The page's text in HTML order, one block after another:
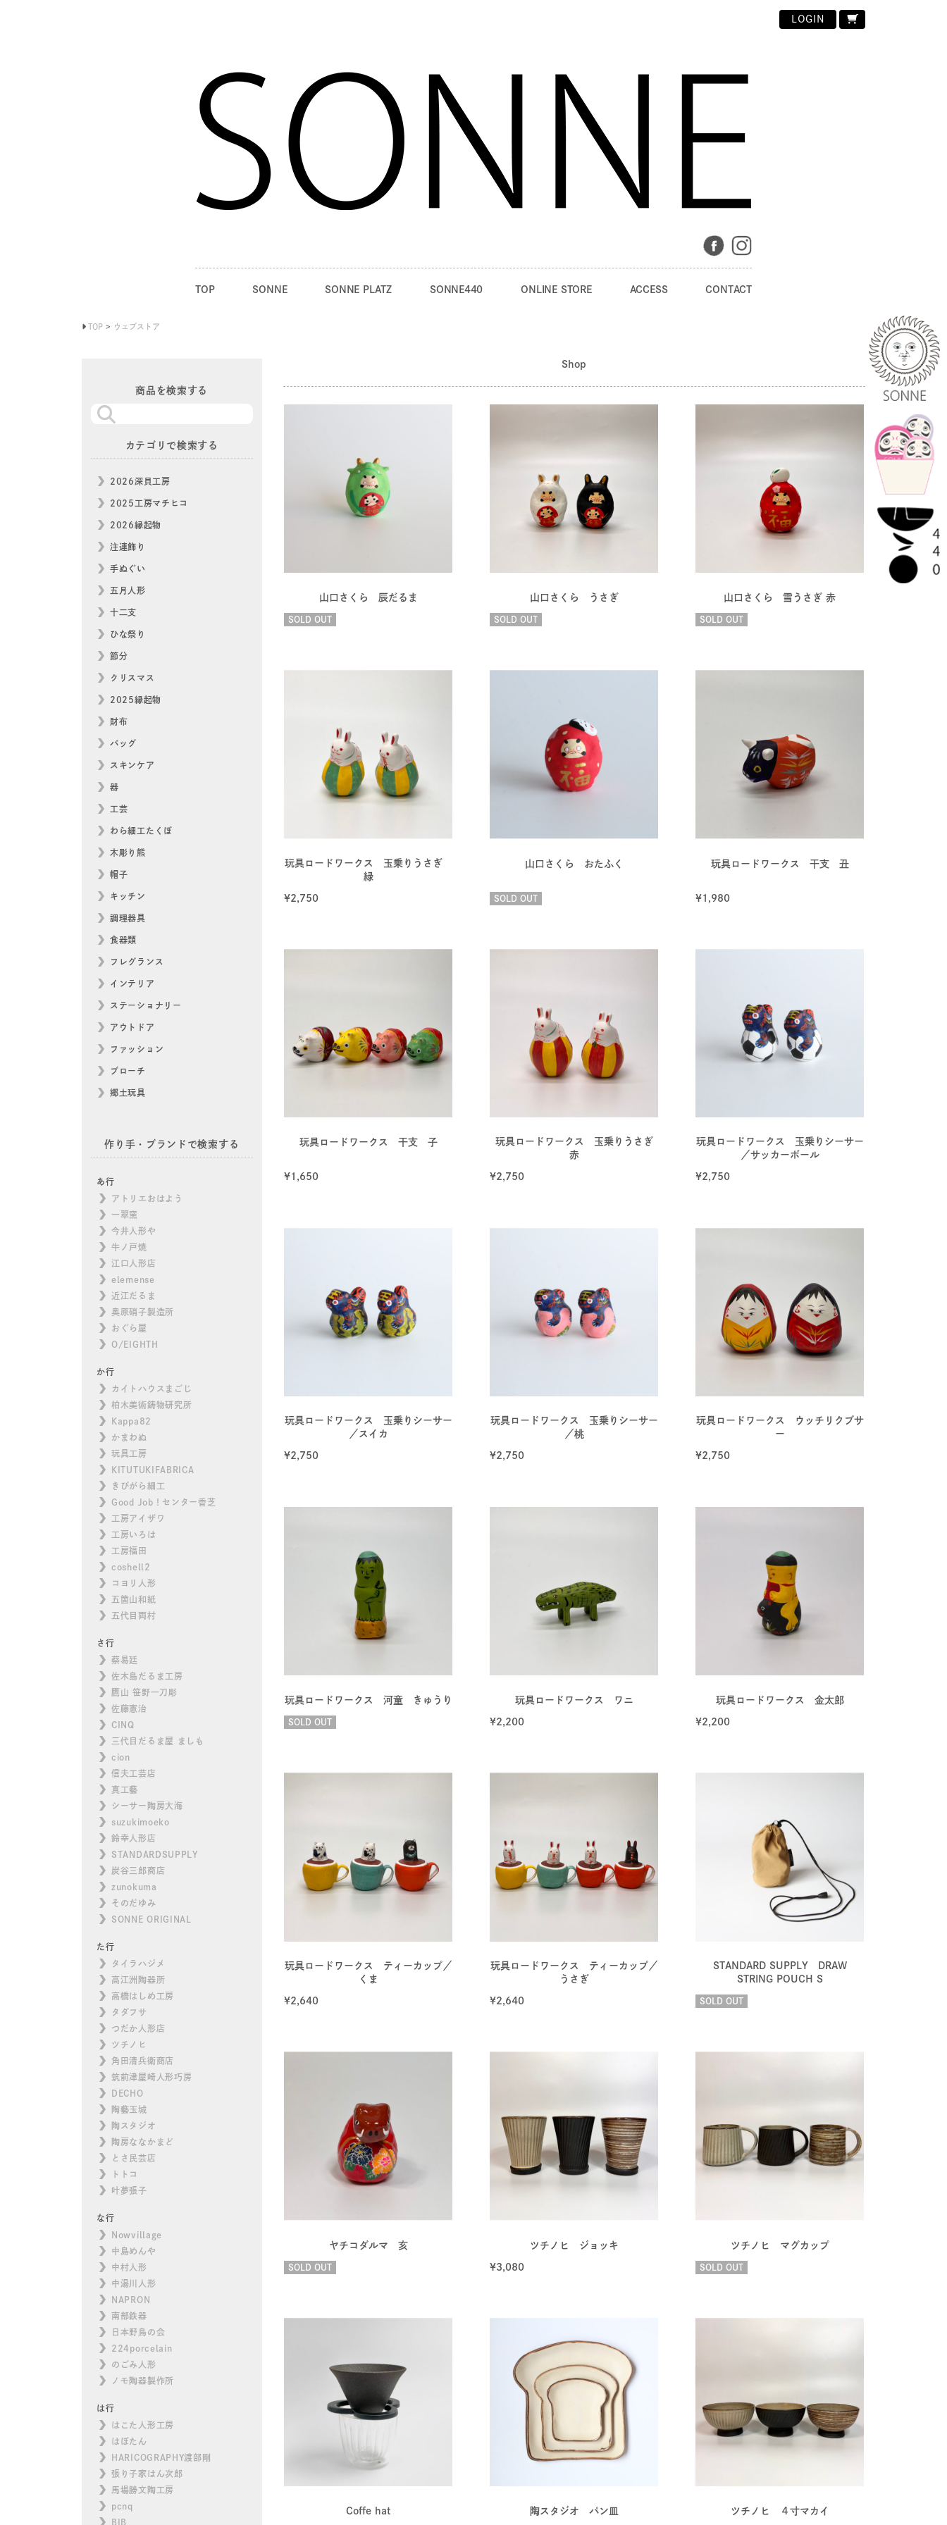
LOGIN
TOP SONNE SONNE PLATZ SONNE440 ONLINE STORE ACCESS CONTACT
TOP ウェブストア
Shop
山口さくら 辰だるま
SOLD OUT
山口さくら うさぎ
SOLD OUT
山口さくら 雪うさぎ 赤
SOLD OUT
玩具ロードワークス 玉乗りうさぎ
緑
¥2,750
山口さくら おたふく
SOLD OUT
玩具ロードワークス 干支 丑
¥1,980
玩具ロードワークス 干支 子
¥1,650
玩具ロードワークス 玉乗りうさぎ
赤
¥2,750
玩具ロードワークス 玉乗りシーサー
／サッカーボール
¥2,750
玩具ロードワークス 玉乗りシーサー
／スイカ
¥2,750
玩具ロードワークス 玉乗りシーサー
／桃
¥2,750
玩具ロードワークス ウッチリクブサ
ー
¥2,750
玩具ロードワークス 河童 きゅうり
SOLD OUT
玩具ロードワークス ワニ
¥2,200
玩具ロードワークス 金太郎
¥2,200
玩具ロードワークス ティーカップ／
くま
¥2,640
玩具ロードワークス ティーカップ／
うさぎ
¥2,640
STANDARD SUPPLY DRAW
STRING POUCH S
SOLD OUT
ヤチコダルマ 亥
SOLD OUT
ツチノヒ ジョッキ
¥3,080
ツチノヒ マグカップ
SOLD OUT
Coffe hat 陶スタジオ パン皿 ツチノヒ ４寸マカイ
商品を検索する
カテゴリで検索する
2026深貝工房
2025工房マチヒコ
2026縁起物
注連飾り
手ぬぐい
五月人形
十二支
ひな祭り
節分
クリスマス
2025縁起物
財布
バッグ
スキンケア
器
工芸
わら細工たくぼ
木彫り熊
帽子
キッチン
調理器具
食器類
フレグランス
インテリア
ステーショナリー
アウトドア
ファッション
ブローチ
郷土玩具
作り手・ブランドで検索する
あ行
アトリエおはよう
一翠窯
今井人形や
牛ノ戸焼
江口人形店
elemense
近江だるま
奥原硝子製造所
おぐら屋
O/EIGHTH
か行
カイトハウスまごじ
柏木美術鋳物研究所
Kappa82
かまわぬ
玩具工房
KITUTUKIFABRICA
きびがら細工
Good Job！センター香芝
工房アイザワ
工房いろは
工房福田
coshell2
コヨリ人形
五箇山和紙
五代目両村
さ行
蔡易廷
佐木島だるま工房
鷹山 笹野一刀彫
佐藤憲治
CINQ
三代目だるま屋 ましも
cion
信夫工芸店
真工藝
シーサー陶房大海
suzukimoeko
鈴幸人形店
STANDARDSUPPLY
炭谷三郎商店
zunokuma
そのだゆみ
SONNE ORIGINAL
た行
タイラハジメ
高江洲陶器所
高橋はしめ工房
タダフサ
つだか人形店
ツチノヒ
角田清兵衛商店
筑前津屋崎人形巧房
DECHO
陶藝玉城
陶スタジオ
陶房ななかまど
とさ民芸店
トトコ
叶夢張子
な行
Nowvillage
中島めんや
中村人形
中湯川人形
NAPRON
南部鉄器
日本野鳥の会
224porcelain
のごみ人形
ノモ陶器製作所
は行
はこた人形工房
はぼたん
HARICOGRAPHY渡部剛
張り子家はん次郎
馬場勝文陶工房
pcnq
BIB